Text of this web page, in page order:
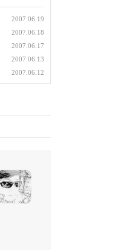
2007.06.19
2007.06.18
2007.06.17
2007.06.13
2007.06.12